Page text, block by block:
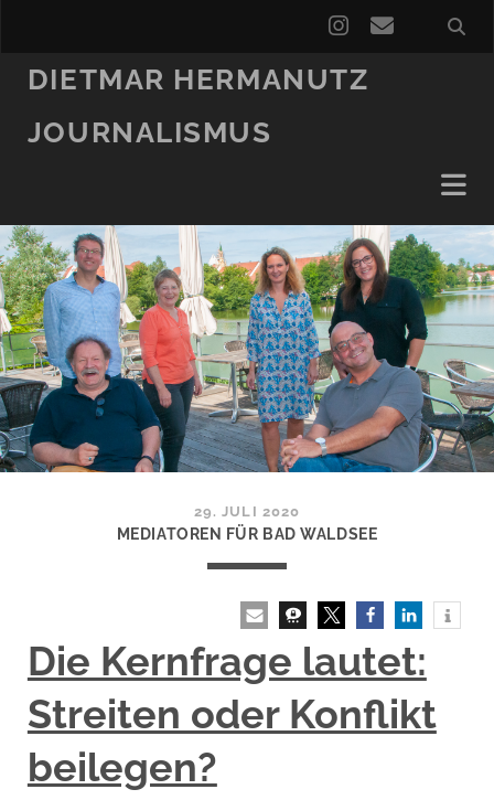
instagram
email
DIETMAR HERMANUTZ
JOURNALISMUS
29. JULI 2020
MEDIATOREN FÜR BAD WALDSEE
Die Kernfrage lautet:
Streiten oder Konflikt
beilegen?